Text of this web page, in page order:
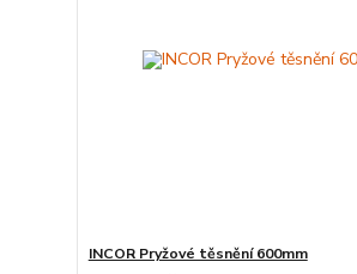
INCOR Pryžové těsnění 600mm